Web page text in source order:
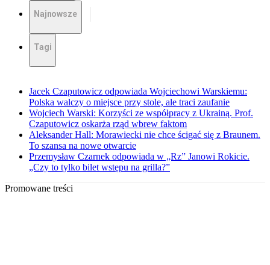
Najnowsze
Tagi
Jacek Czaputowicz odpowiada Wojciechowi Warskiemu:
Polska walczy o miejsce przy stole, ale traci zaufanie
Wojciech Warski: Korzyści ze współpracy z Ukrainą. Prof.
Czaputowicz oskarża rząd wbrew faktom
Aleksander Hall: Morawiecki nie chce ścigać się z Braunem.
To szansa na nowe otwarcie
Przemysław Czarnek odpowiada w „Rz” Janowi Rokicie.
„Czy to tylko bilet wstępu na grilla?”
Promowane treści